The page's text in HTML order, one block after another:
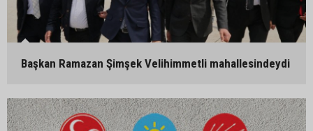
Başkan Ramazan Şimşek Velihimmetli mahallesindeydi